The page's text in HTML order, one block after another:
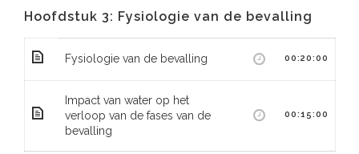
Hoofdstuk 3: Fysiologie van de bevalling
Fysiologie van de bevalling 00:20:00
Impact van water op het
verloop van de fases van de
bevalling
00:15:00